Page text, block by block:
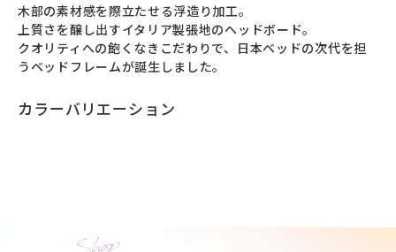
⽊部の素材感を際⽴たせる浮造り加⼯。
上質さを醸し出すイタリア製張地のヘッドボード。
クオリティへの飽くなきこだわりで、日本ベッドの次代を担
うベッドフレームが誕⽣しました。
カラーバリエーション